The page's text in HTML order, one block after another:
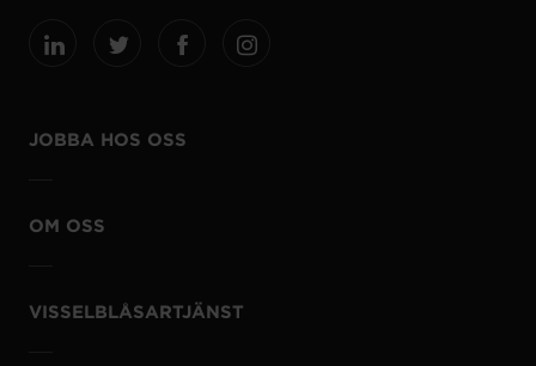
JOBBA HOS OSS
OM OSS
VISSELBLÅSARTJÄNST